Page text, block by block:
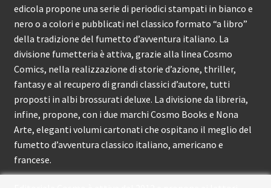
edicola propone una serie di periodici stampati in bianco e
nero o a colori e pubblicati nel classico formato “a libro”
della tradizione del fumetto d’avventura italiano. La
divisione fumetteria è attiva, grazie alla linea Cosmo
Comics, nella realizzazione di storie d’azione, thriller,
fantasy e al recupero di grandi classici d’autore, tutti
proposti in albi brossurati deluxe. La divisione da libreria,
infine, propone, con i due marchi Cosmo Books e Nona
Arte, eleganti volumi cartonati che ospitano il meglio del
fumetto d’avventura classico italiano, americano e
francese.